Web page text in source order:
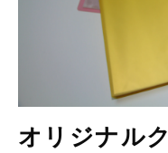
オリジナル